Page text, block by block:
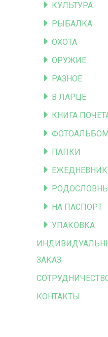
КУЛЬТУРА
РЫБАЛКА
ОХОТА
ОРУЖИЕ
РАЗНОЕ
В ЛАРЦЕ
КНИГА
ПАПКИ
НА ПАСПОРТ
УПАКОВКА
ЗАКАЗ
КОНТАКТЫ